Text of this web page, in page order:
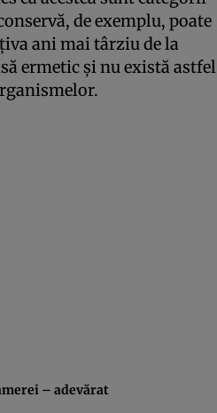
de exemplu, poate
ani mai târziu de la
ermetic şi nu există astfel
– adevărat